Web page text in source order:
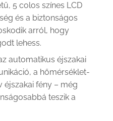
5 colos színes LCD
és a biztonságos
arról, hogy
lehess.
automatikus éjszakai
a hőmérséklet-
éjszakai fény – még
teszik a